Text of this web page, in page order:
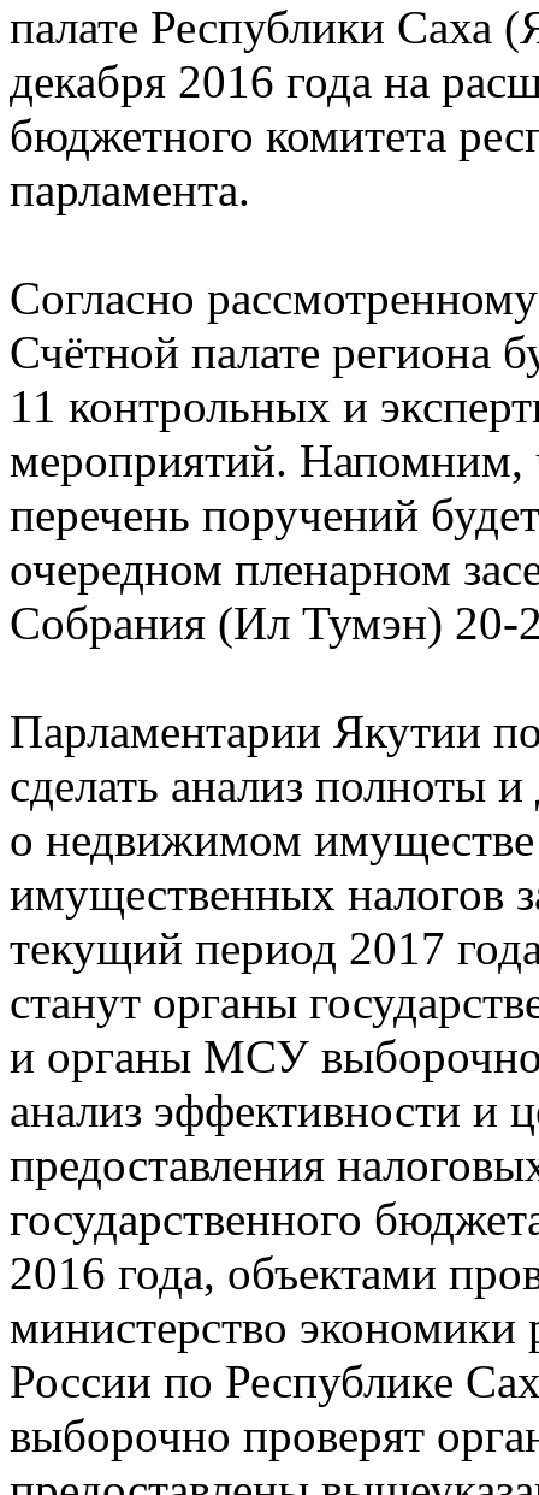
палате Республики Саха
декабря 2016 года на
бюджетного комитета
парламента.
Согласно
Счётной палате региона
11 контрольных и
мероприятий. Напомним,
перечень поручений
очередном пленарном
Собрания (Ил Тумэн) 20-
Парламентарии Якутии
сделать анализ полноты
о недвижимом имуществе
имущественных налогов
текущий период 2017
станут органы
и органы МСУ
анализ эффективности и
предоставления
государственного
2016 года, объектами
министерство
России по Республике
выборочно проверят